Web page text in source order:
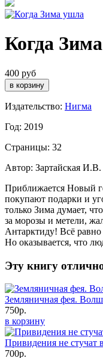
Когда
400 руб
Издательство: Нигма
Год: 2019
Страницы: 32
Автор: Зартайская И.В.
Приближается Новый
покупают подарки и
только Зима думает,
за морозы и метели,
Антарктиду! Всё
Но оказывается, что
Эту книгу
Земляничная фея.
750р.
в корзину
Привидения не стучат
700р.